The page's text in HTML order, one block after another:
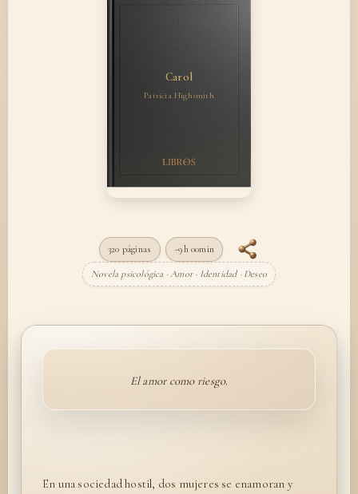
Carol
Patricia Highsmith
320 páginas ~9h 00min
Novela psicológica · Amor · Identidad · Deseo
El amor como riesgo.
En una sociedad hostil, dos mujeres se enamoran y